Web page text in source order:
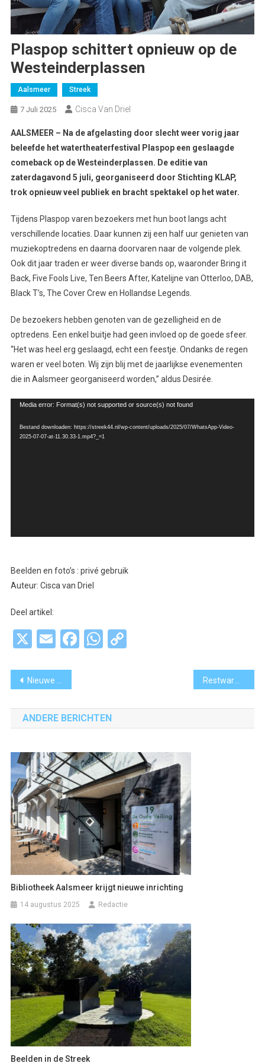
Plaspop schittert opnieuw op de
Westeinderplassen
Aalsmeer Streek
7 Juli 2025 Cisca Van Driel
AALSMEER – Na de afgelasting door slecht weer vorig jaar
beleefde het watertheaterfestival Plaspop een geslaagde
comeback op de Westeinderplassen. De editie van
zaterdagavond 5 juli, georganiseerd door Stichting KLAP,
trok opnieuw veel publiek en bracht spektakel op het water.
Tijdens Plaspop varen bezoekers met hun boot langs acht
verschillende locaties. Daar kunnen zij een half uur genieten van
muziekoptredens en daarna doorvaren naar de volgende plek.
Ook dit jaar traden er weer diverse bands op, waaronder Bring it
Back, Five Fools Live, Ten Beers After, Katelijne van Otterloo, DAB,
Black T’s, The Cover Crew en Hollandse Legends.
De bezoekers hebben genoten van de gezelligheid en de
optredens. Een enkel buitje had geen invloed op de goede sfeer.
“Het was heel erg geslaagd, echt een feestje. Ondanks de regen
waren er veel boten. Wij zijn blij met de jaarlijkse evenementen
die in Aalsmeer georganiseerd worden,” aldus Desirée.
Videospeler
Media error: Format(s) not supported or source(s) not found
Bestand downloaden: https://streek44.nl/wp-content/uploads/2025/07/WhatsApp-Video-
2025-07-07-at-11.30.33-1.mp4?_=1
Beelden en foto’s : privé gebruik
Auteur: Cisca van Driel
Deel artikel:
X EmailFacebook
WhatsApp
Copy
Bericht
navigatie
Nieuwe studio Radio Aalsmeer in ‘Huiskamer van Aalsmeer’
ANDERE BERICHTEN
Bibliotheek Aalsmeer krijgt nieuwe inrichting
14 augustus 2025 Redactie
Beelden in de Streek